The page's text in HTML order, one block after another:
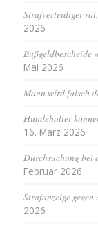
Strafverteidiger
2026
Bußgeldbescheide
Mai 2026
Mann wird falsch
Hundehalter
16. März 2026
Durchsuchung bei
Februar 2026
Strafanzeige
2026